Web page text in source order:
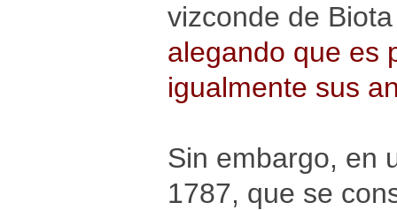
vizconde de
alegando que es
igualmente sus
Sin embargo, en
1787, que se